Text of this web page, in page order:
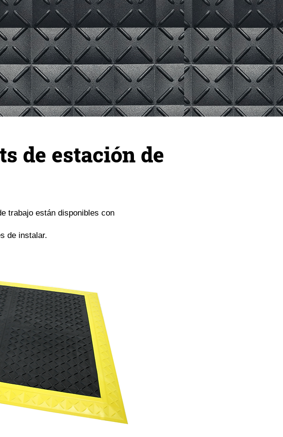
de estación de
trabajo están disponibles con
de instalar.